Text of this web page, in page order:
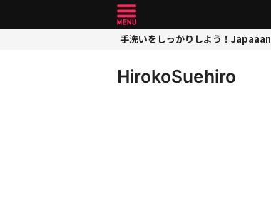
手洗いをしっかりしよう！Japaaan
HirokoSuehiro